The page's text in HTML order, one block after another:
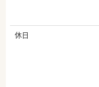
休日